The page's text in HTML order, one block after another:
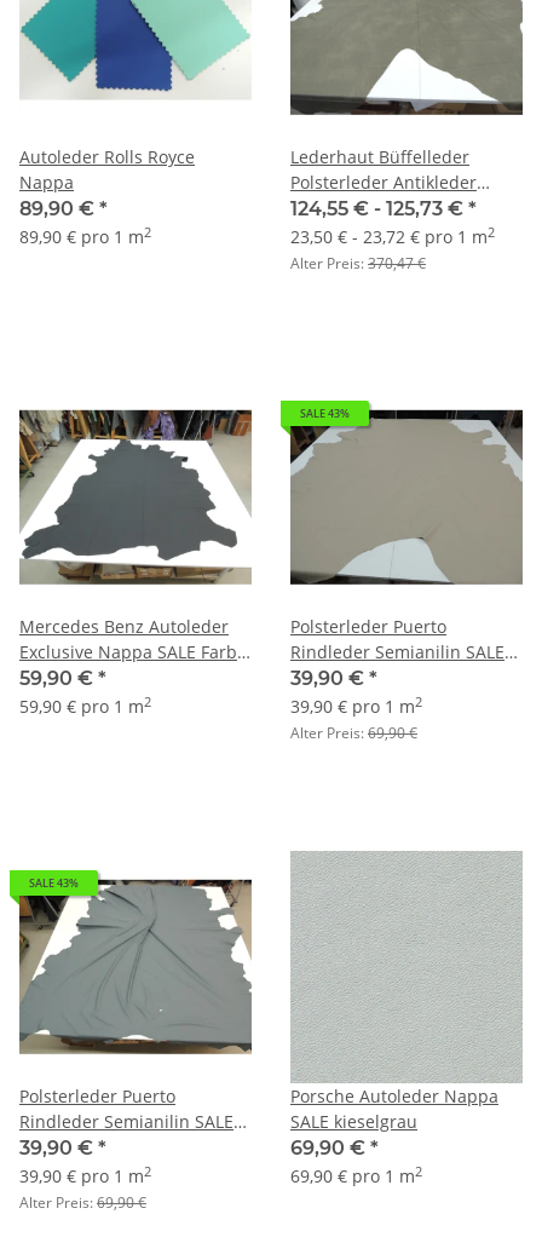
Autoleder Rolls Royce
Nappa
89,90 € *
89,90 € pro 1 m2
Lederhaut Büffelleder
Polsterleder Antikleder
schlammgrau
124,55 € - 125,73 € *
23,50 € - 23,72 € pro 1 m2
Alter Preis:370,47 €
Mercedes Benz Autoleder
Exclusive Nappa SALE Farbe
schwarz
59,90 € *
59,90 € pro 1 m2
SALE 43%
Polsterleder Puerto
Rindleder Semianilin SALE
natur
39,90 € *
39,90 € pro 1 m2
Alter Preis:69,90 €
SALE 43%
Polsterleder Puerto
Rindleder Semianilin SALE
smoke
39,90 € *
39,90 € pro 1 m2
Alter Preis:69,90 €
Porsche Autoleder Nappa
SALE kieselgrau
69,90 € *
69,90 € pro 1 m2